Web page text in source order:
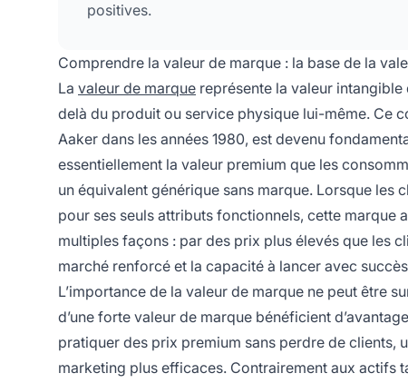
positives.
Comprendre la valeur de marque : la base de la
La valeur de marque représente la valeur intangible
delà du produit ou service physique lui-même. Ce
Aaker dans les années 1980, est devenu
essentiellement la valeur premium que les
un équivalent générique sans marque. Lorsque
pour ses seuls attributs fonctionnels, cette marque
multiples façons : par des prix plus élevés que les
marché renforcé et la capacité à lancer avec
L’importance de la valeur de marque ne peut être
d’une forte valeur de marque bénéficient
pratiquer des prix premium sans perdre de clients,
marketing plus efficaces. Contrairement aux actifs